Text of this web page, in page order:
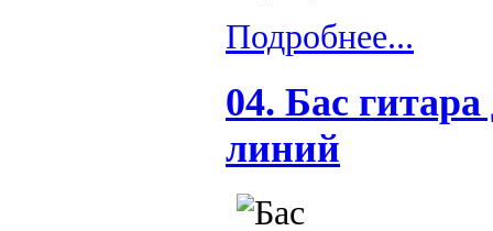
Подробнее...
04. Бас
линий